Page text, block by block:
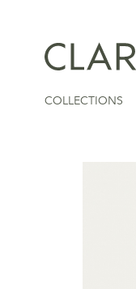
COLLECTIONS